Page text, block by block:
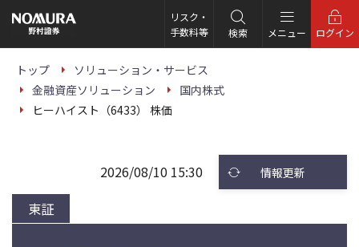
の
ー
リスク・
手数料等
検索 メニュー ログイン
トップ
ソリューション・サービス
金融資産ソリューション
国内株式
ヒーハイスト（6433） 株価
東証
2026/08/10 15:30 情報更新